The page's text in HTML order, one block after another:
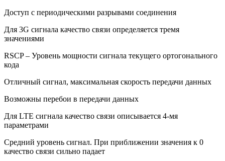
Доступ с периодическими разрывами соединения
Для 3G сигнала качество связи определяется тремя
значениями
RSCP – Уровень мощности сигнала текущего ортогонального
кода
Отличный сигнал, максимальная скорость передачи данных
Возможны перебои в передачи данных
Для LTE сигнала качество связи описывается 4-мя
параметрами
Средний уровень сигнал. При приближении значения к 0
качество связи сильно падает